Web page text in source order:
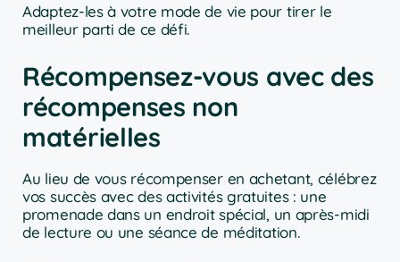
Adaptez-les à votre mode de vie pour tirer le
meilleur parti de ce défi.
Récompensez-vous avec des
récompenses non
matérielles
Au lieu de vous récompenser en achetant, célébrez
vos succès avec des activités gratuites : une
promenade dans un endroit spécial, un après-midi
de lecture ou une séance de méditation.